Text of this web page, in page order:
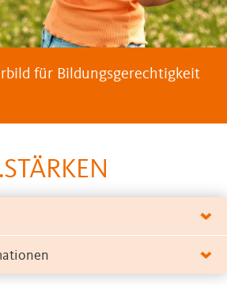
für Bildungsgerechtigkeit